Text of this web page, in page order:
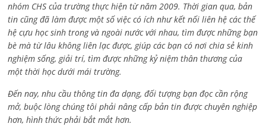
nhóm CHS của trường thực hiện từ năm 2009. Thời gian qua, bản
tin cũng đã làm được một số việc có ích như kết nối liên hệ các thế
hệ cựu học sinh trong và ngoài nước với nhau, tìm được những bạn
bè mà từ lâu không liên lạc được, giúp các bạn có nơi chia sẻ kinh
nghiệm sống, giải trí, tìm được những kỷ niệm thân thương của
một thời học dưới mái trường.
Đến nay, nhu cầu thông tin đa dạng, đối tượng bạn đọc cần rộng
mở, buộc lòng chúng tôi phải nâng cấp bản tin được chuyên nghiệp
hơn, hình thức phải bắt mắt hơn.